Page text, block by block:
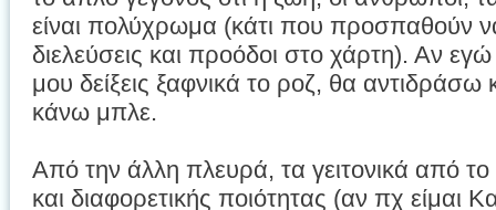
είναι πολύχρωμα (κάτι που προσπαθούν
διελεύσεις και προόδοι στο χάρτη). Αν
μου δείξεις ξαφνικά το ροζ, θα
κάνω μπλε.
Από την άλλη πλευρά, τα γειτονικά από το
και διαφορετικής ποιότητας (αν πχ είμαι